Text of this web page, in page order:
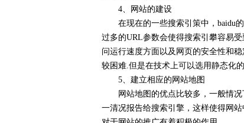
4、网站的建设
在现在的一些搜索引策中，baidu的
过多的URL参数会使得搜索引攀容易
问运行速度方面以及网页的安全性和
较困难.但是在技术上可以选用静态化
5、建立相应的网站地图
网站地图的优点比较多，一般情况
一清况报告给搜索引擎，这样使得网